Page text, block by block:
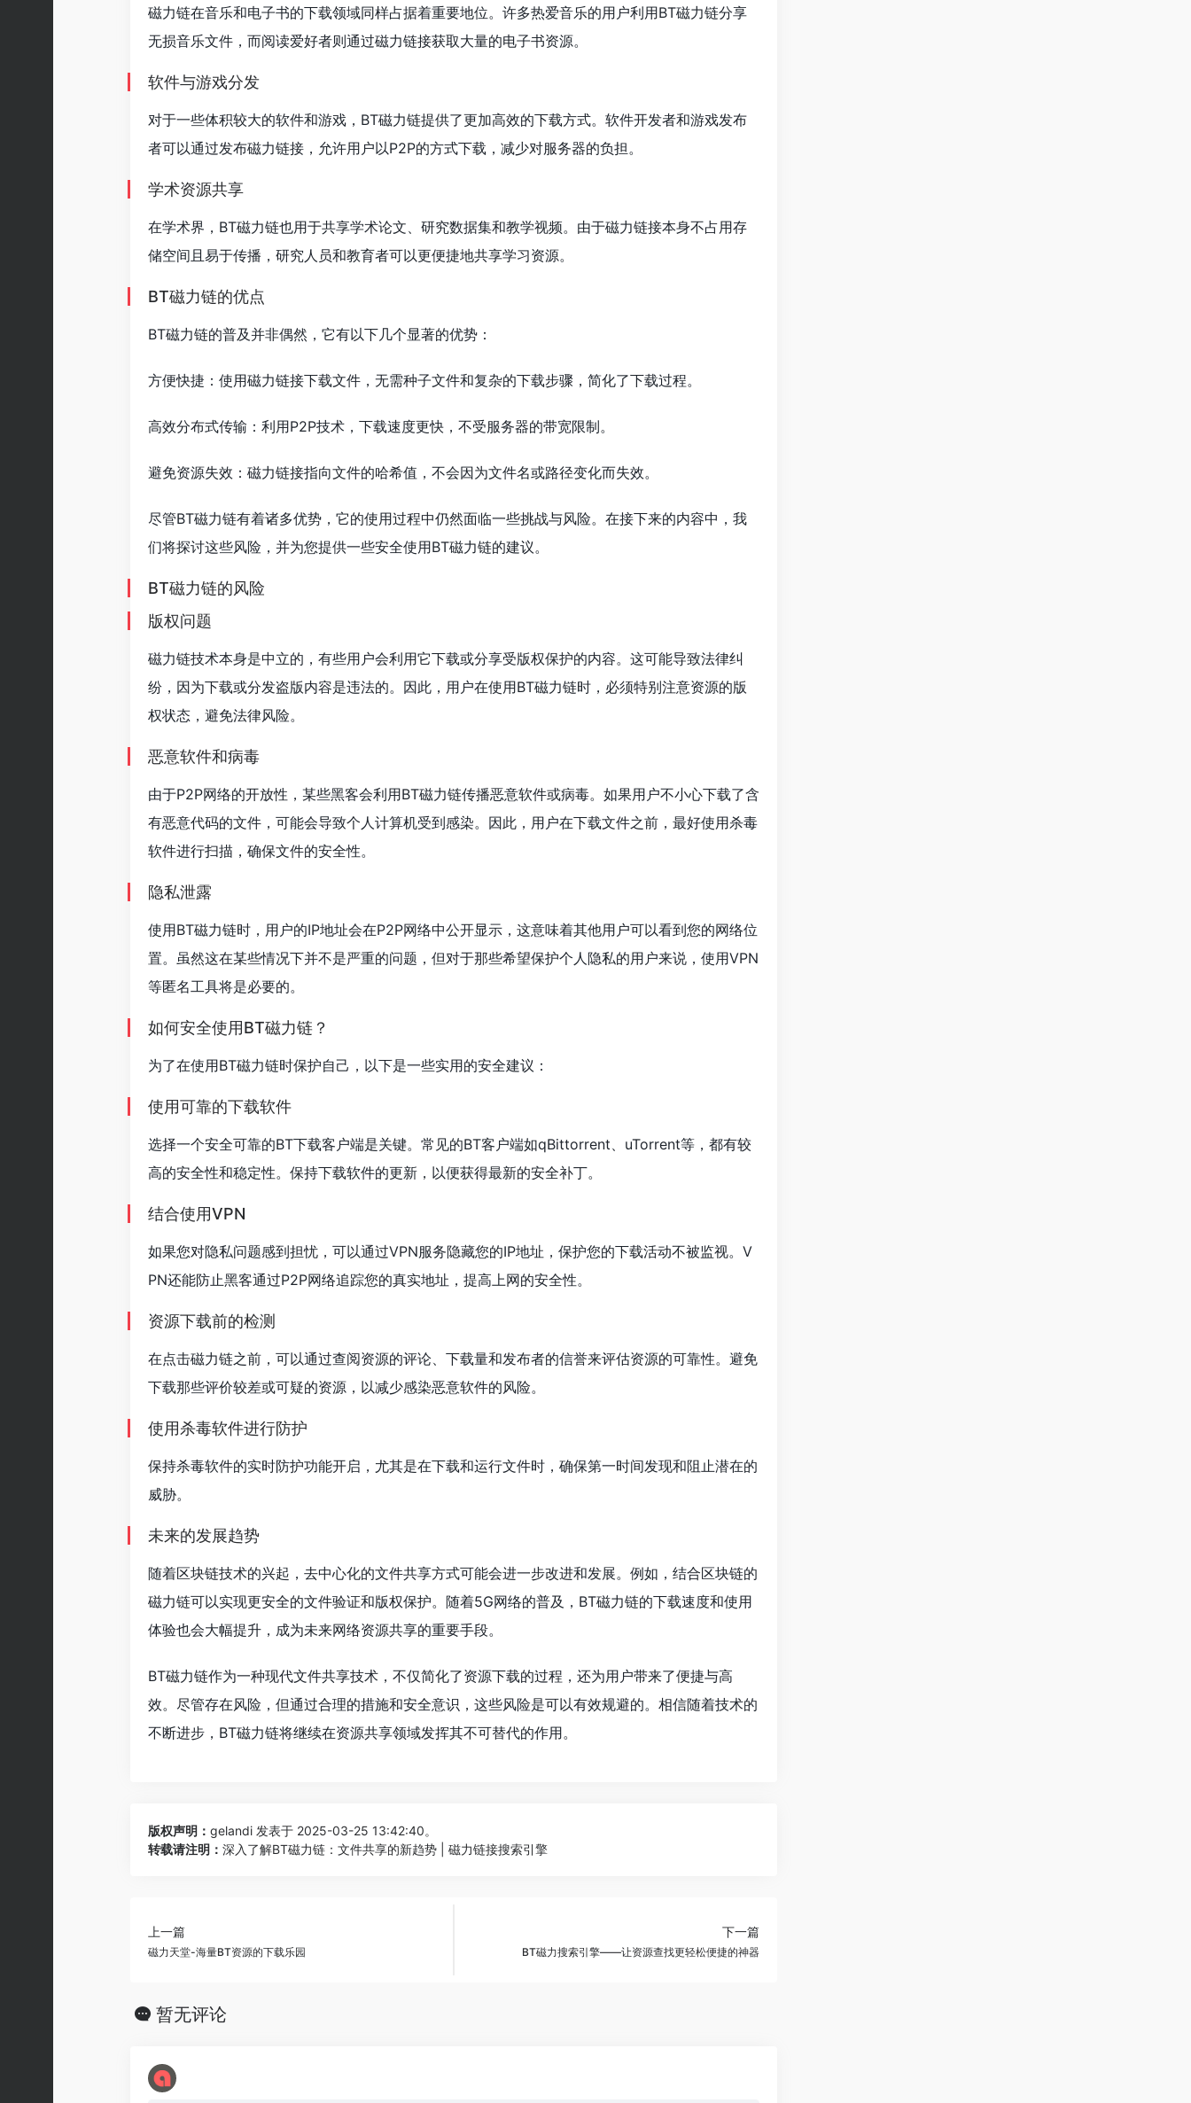
磁力链在音乐和电子书的下载领域同样占据着重要地位。许多热爱音乐的用户利用BT磁力链分享
无损音乐文件，而阅读爱好者则通过磁力链接获取大量的电子书资源。
软件与游戏分发
对于一些体积较大的软件和游戏，BT磁力链提供了更加高效的下载方式。软件开发者和游戏发布
者可以通过发布磁力链接，允许用户以P2P的方式下载，减少对服务器的负担。
学术资源共享
在学术界，BT磁力链也用于共享学术论文、研究数据集和教学视频。由于磁力链接本身不占用存
储空间且易于传播，研究人员和教育者可以更便捷地共享学习资源。
BT磁力链的优点
BT磁力链的普及并非偶然，它有以下几个显著的优势：
方便快捷：使用磁力链接下载文件，无需种子文件和复杂的下载步骤，简化了下载过程。
高效分布式传输：利用P2P技术，下载速度更快，不受服务器的带宽限制。
避免资源失效：磁力链接指向文件的哈希值，不会因为文件名或路径变化而失效。
尽管BT磁力链有着诸多优势，它的使用过程中仍然面临一些挑战与风险。在接下来的内容中，我
们将探讨这些风险，并为您提供一些安全使用BT磁力链的建议。
BT磁力链的风险
版权问题
磁力链技术本身是中立的，有些用户会利用它下载或分享受版权保护的内容。这可能导致法律纠
纷，因为下载或分发盗版内容是违法的。因此，用户在使用BT磁力链时，必须特别注意资源的版
权状态，避免法律风险。
恶意软件和病毒
由于P2P网络的开放性，某些黑客会利用BT磁力链传播恶意软件或病毒。如果用户不小心下载了含
有恶意代码的文件，可能会导致个人计算机受到感染。因此，用户在下载文件之前，最好使用杀毒
软件进行扫描，确保文件的安全性。
隐私泄露
使用BT磁力链时，用户的IP地址会在P2P网络中公开显示，这意味着其他用户可以看到您的网络位
置。虽然这在某些情况下并不是严重的问题，但对于那些希望保护个人隐私的用户来说，使用VPN
等匿名工具将是必要的。
如何安全使用BT磁力链？
为了在使用BT磁力链时保护自己，以下是一些实用的安全建议：
使用可靠的下载软件
选择一个安全可靠的BT下载客户端是关键。常见的BT客户端如qBittorrent、uTorrent等，都有较
高的安全性和稳定性。保持下载软件的更新，以便获得最新的安全补丁。
结合使用VPN
如果您对隐私问题感到担忧，可以通过VPN服务隐藏您的IP地址，保护您的下载活动不被监视。V
PN还能防止黑客通过P2P网络追踪您的真实地址，提高上网的安全性。
资源下载前的检测
在点击磁力链之前，可以通过查阅资源的评论、下载量和发布者的信誉来评估资源的可靠性。避免
下载那些评价较差或可疑的资源，以减少感染恶意软件的风险。
使用杀毒软件进行防护
保持杀毒软件的实时防护功能开启，尤其是在下载和运行文件时，确保第一时间发现和阻止潜在的
威胁。
未来的发展趋势
随着区块链技术的兴起，去中心化的文件共享方式可能会进一步改进和发展。例如，结合区块链的
磁力链可以实现更安全的文件验证和版权保护。随着5G网络的普及，BT磁力链的下载速度和使用
体验也会大幅提升，成为未来网络资源共享的重要手段。
BT磁力链作为一种现代文件共享技术，不仅简化了资源下载的过程，还为用户带来了便捷与高
效。尽管存在风险，但通过合理的措施和安全意识，这些风险是可以有效规避的。相信随着技术的
不断进步，BT磁力链将继续在资源共享领域发挥其不可替代的作用。
版权声明： gelandi 发表于 2025-03-25 13:42:40。
转载请注明： 深入了解BT磁力链：文件共享的新趋势 | 磁力链接搜索引擎
上一篇
磁力天堂-海量BT资源的下载乐园
下一篇
BT磁力搜索引擎——让资源查找更轻松便捷的神器
暂无评论